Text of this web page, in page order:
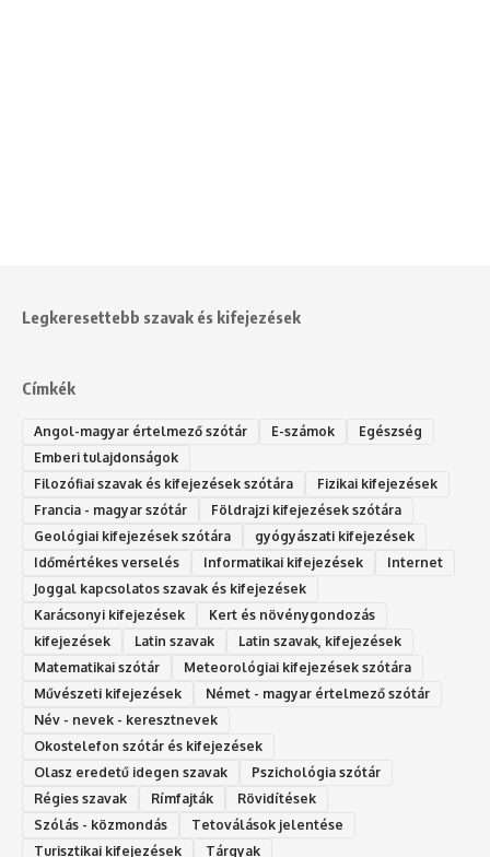
Legkeresettebb szavak és kifejezések
Címkék
Angol-magyar értelmező szótár E-számok
Egészség
Emberi tulajdonságok
Filozófiai szavak és kifejezések szótára
Fizikai kifejezések
Francia - magyar szótár
Földrajzi kifejezések szótára
Geológiai kifejezések szótára
gyógyászati kifejezések
Időmértékes verselés
Informatikai kifejezések
Internet
Joggal kapcsolatos szavak és kifejezések
Karácsonyi kifejezések
Kert és növénygondozás
kifejezések
Latin szavak
Latin szavak, kifejezések
Matematikai szótár
Meteorológiai kifejezések szótára
Művészeti kifejezések
Német - magyar értelmező szótár
Név - nevek - keresztnevek
Okostelefon szótár és kifejezések
Olasz eredetű idegen szavak
Ps‮gólohciz‬ia s‮átóz‬r
Régies szavak
Rímfajták
Rövidítések
Szólás - közmondás
Tetoválások jelentése
Turisztikai kifejezések
Tárgyak